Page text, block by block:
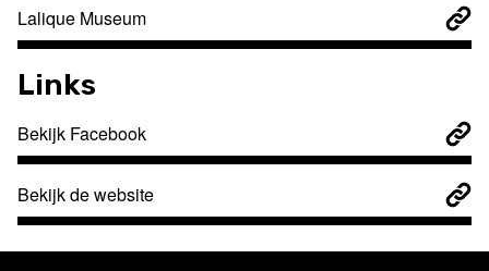
Lalique Museum
Links
Bekijk Facebook
Bekijk de website